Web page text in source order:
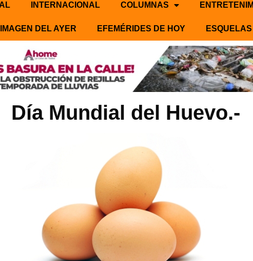
INTERNACIONAL COLUMNAS
IMAGEN DEL AYER EFEMÉRIDES DE HOY ESQUELAS
Día Mundial del Huevo.-